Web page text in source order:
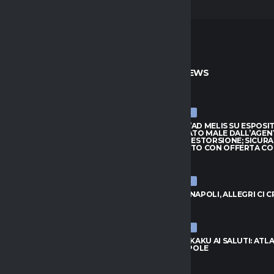
ULTIME NEWS
ULTIME NEWS
CAGLIARI, L’AD MELIS SU
“CONSIGLIATO MALE
QUASI UNA ESTORSIONE;
SUL MERCATO CON OFFERTA
ULTIME NEWS
VLAHOVIC-NAPOLI, ALLEGRI CI
ULTIME NEWS
NAPOLI, LUKAKU AI SALUTI:
UNITED IN POLE